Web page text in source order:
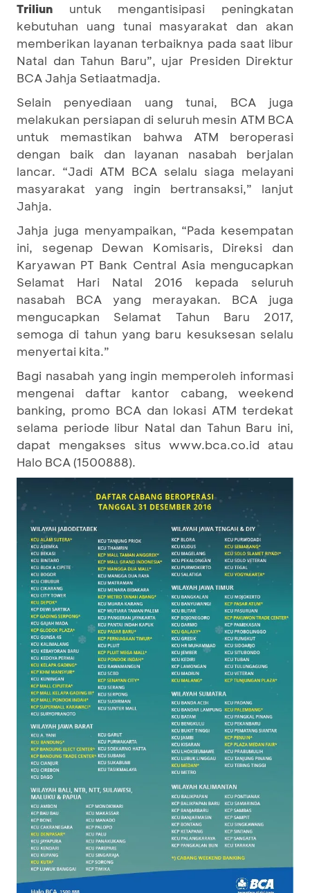
Triliun untuk mengantisipasi peningkatan
kebutuhan uang tunai masyarakat dan akan
memberikan layanan terbaiknya pada saat libur
Natal dan Tahun Baru”, ujar Presiden Direktur
BCA Jahja Setiaatmadja.
Selain penyediaan uang tunai, BCA juga
melakukan persiapan di seluruh mesin ATM BCA
untuk memastikan bahwa ATM beroperasi
dengan baik dan layanan nasabah berjalan
lancar. “Jadi ATM BCA selalu siaga melayani
masyarakat yang ingin bertransaksi,” lanjut
Jahja.
Jahja juga menyampaikan, “Pada kesempatan
ini, segenap Dewan Komisaris, Direksi dan
Karyawan PT Bank Central Asia mengucapkan
Selamat Hari Natal 2016 kepada seluruh
nasabah BCA yang merayakan. BCA juga
mengucapkan Selamat Tahun Baru 2017,
semoga di tahun yang baru kesuksesan selalu
menyertai kita.”
Bagi nasabah yang ingin memperoleh informasi
mengenai daftar kantor cabang, weekend
banking, promo BCA dan lokasi ATM terdekat
selama periode libur Natal dan Tahun Baru ini,
dapat mengakses situs www.bca.co.id atau
Halo BCA (1500888).